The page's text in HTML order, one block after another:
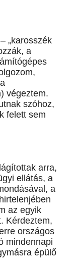
„karosszék
a
végeztem.
szóhoz,
felett sem
arra,
ellátás, a
a
az egyik
Kérdeztem,
országos
mindennapi
épülő